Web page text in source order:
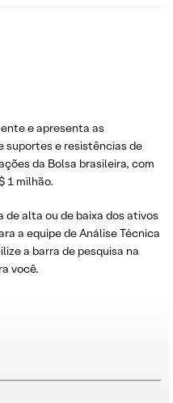
e apresenta as
suportes e resistências de
da Bolsa brasileira, com
1 milhão.
alta ou de baixa dos ativos
a equipe de Análise Técnica
a barra de pesquisa na
você.